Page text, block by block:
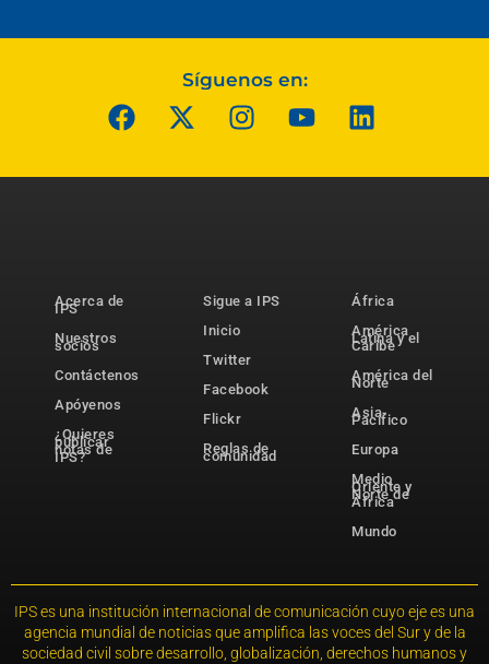
Síguenos en:
Acerca de
IPS
Nuestros
socios
Contáctenos
Apóyenos
¿Quieres
publicar
notas de
IPS?
Sigue a IPS
Inicio
Twitter
Facebook
Flickr
Reglas de
comunidad
África
América
Latina y el
Caribe
América del
Norte
Asia-
Pacífico
Europa
Medio
Oriente y
Norte de
África
Mundo
IPS es una institución internacional de comunicación cuyo eje es una
agencia mundial de noticias que amplifica las voces del Sur y de la
sociedad civil sobre desarrollo, globalización, derechos humanos y